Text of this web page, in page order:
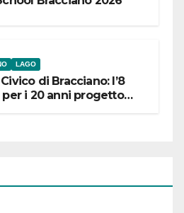
LAGO
di Bracciano: l’8
i 20 anni progetto